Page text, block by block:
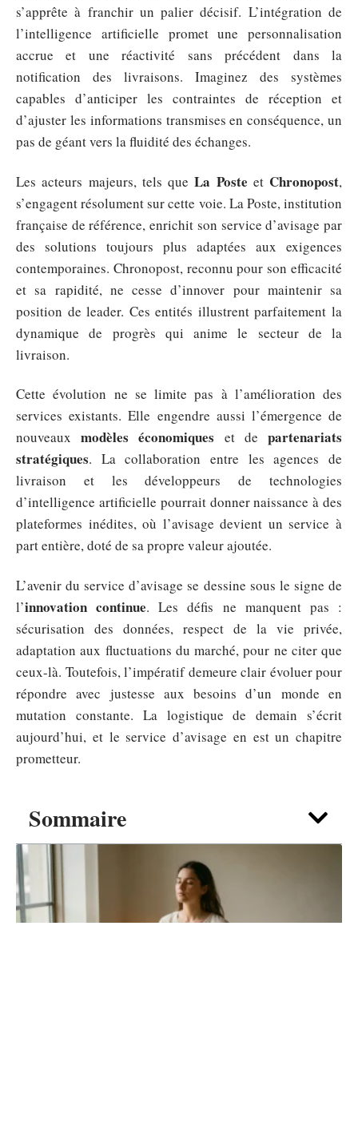
Sommaire
s’apprête à franchir un palier décisif. L’intégration de
l’intelligence artificielle promet une personnalisation
accrue et une réactivité sans précédent dans la
notification des livraisons. Imaginez des systèmes
capables d’anticiper les contraintes de réception et
d’ajuster les informations transmises en conséquence, un
pas de géant vers la fluidité des échanges.
Les acteurs majeurs, tels queLa Poste et Chronopost,
s’engagent résolument sur cette voie. La Poste, institution
française de référence, enrichit son service d’avisage par
des solutions toujours plus adaptées aux exigences
contemporaines. Chronopost, reconnu pour son efficacité
et sa rapidité, ne cesse d’innover pour maintenir sa
position de leader. Ces entités illustrent parfaitement la
dynamique de progrès qui anime le secteur de la
livraison.
Cette évolution ne se limite pas à l’amélioration des
services existants. Elle engendre aussi l’émergence de
nouveauxmodèles économiques et departenariats
stratégiques. La collaboration entre les agences de
livraison et les développeurs de technologies
d’intelligence artificielle pourrait donner naissance à des
plateformes inédites, où l’avisage devient un service à
part entière, doté de sa propre valeur ajoutée.
L’avenir du service d’avisage se dessine sous le signe de
l’innovation continue. Les défis ne manquent pas :
sécurisation des données, respect de la vie privée,
adaptation aux fluctuations du marché, pour ne citer que
ceux-là. Toutefois, l’impératif demeure clair évoluer pour
répondre avec justesse aux besoins d’un monde en
mutation constante. La logistique de demain s’écrit
aujourd’hui, et le service d’avisage en est un chapitre
prometteur.